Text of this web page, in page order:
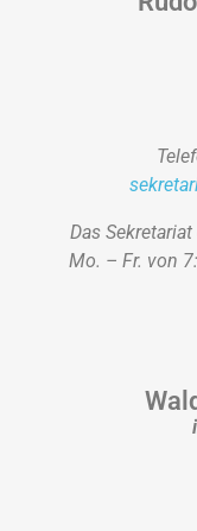
Das
Mo. – Fr. von